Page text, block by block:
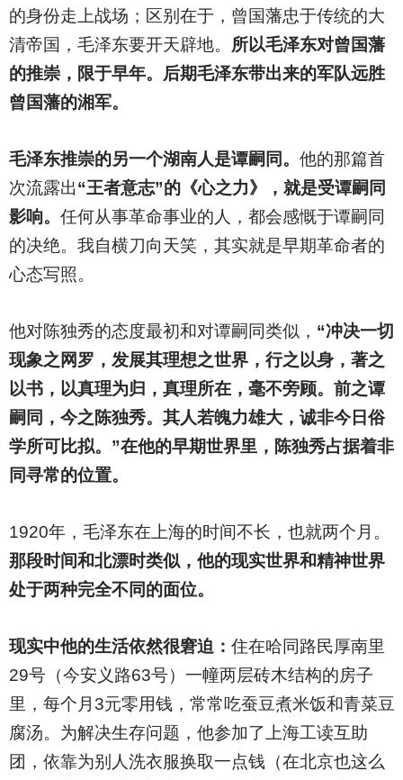
的身份走上战场；区别在于，曾国藩忠于传统的大
清帝国，毛泽东要开天辟地。
所以毛泽东对曾国藩
的推崇，限于早年。后期毛泽东带出来的军队远胜
曾国藩的湘军。
毛泽东推崇的另一个湖南人是谭嗣同。 他的那篇首
次流露出“王者意志”的《心之力》，就是受谭嗣同
影响。 任何从事革命事业的人，都会感慨于谭嗣同
的决绝。我自横刀向天笑，其实就是早期革命者的
心态写照。
他对陈独秀的态度最初和对谭嗣同类似， “冲决一切
现象之网罗，发展其理想之世界，行之以身，著之
以书，以真理为归，真理所在，毫不旁顾。前之谭
嗣同，今之陈独秀。其人若魄力雄大，诚非今日俗
学所可比拟。”在他的早期世界里，陈独秀占据着非
同寻常的位置。
1920年，毛泽东在上海的时间不长，也就两个月。
那段时间和北漂时类似，他的现实世界和精神世界
处于两种完全不同的面位。
现实中他的生活依然很窘迫： 住在哈同路民厚南里
29号（今安义路63号）一幢两层砖木结构的房子
里，每个月3元零用钱，常常吃蚕豆煮米饭和青菜豆
腐汤。为解决生存问题，他参加了上海工读互助
团，依靠为别人洗衣服换取一点钱（在北京也这么